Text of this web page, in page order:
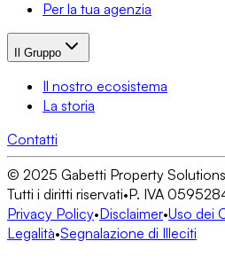
Per la tua agenzia
Il Gruppo
Il nostro ecosistema
La storia
Contatti
© 2025 Gabetti Property
Tutti i diritti riservati•P. IVA
Privacy Policy•Disclaimer•Uso dei
Legalità•Segnalazione di Illeciti